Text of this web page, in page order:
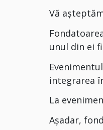
Vă
unul din ei
integrarea
La
Așadar,